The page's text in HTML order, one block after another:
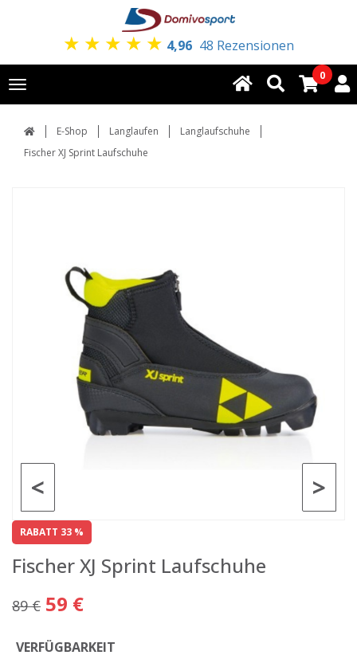
★ ★ ★ ★ ★ 4,96 48 Rezensionen
Toggle
navigation
0
E-Shop Langlaufen
Langlaufschuhe
Fischer XJ Sprint Laufschuhe
>
<
RABATT 33 %
Fischer XJ Sprint Laufschuhe
89 € 59 €
VERFÜGBARKEIT